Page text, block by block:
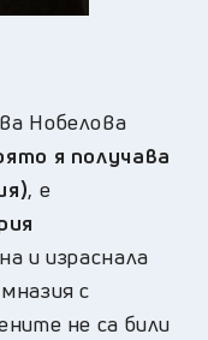
Нобелова
я получава
, е
и израснала
с
не са били